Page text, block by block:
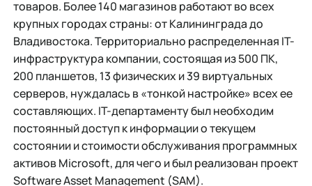
товаров. Более 140 магазинов работают во всех
крупных городах страны: от Калининграда до
Владивостока. Территориально распределенная IT-
инфраструктура компании, состоящая из 500 ПК,
200 планшетов, 13 физических и 39 виртуальных
серверов, нуждалась в «тонкой настройке» всех ее
составляющих. IT-департаменту был необходим
постоянный доступ к информации о текущем
состоянии и стоимости обслуживания программных
активов Microsoft, для чего и был реализован проект
Software Asset Management (SAM).